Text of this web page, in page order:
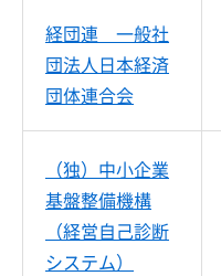
経団連 一般社
団法人日本経済
団体連合会
（独）中小企業
基盤整備機構
（経営自己診断
システム）